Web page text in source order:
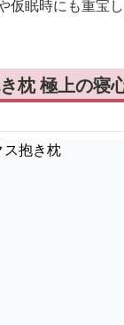
仮眠時にも重宝し
枕 極上の寝